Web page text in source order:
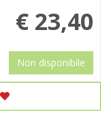
Prezzo
scontato
€ 23,40
Non disponibile